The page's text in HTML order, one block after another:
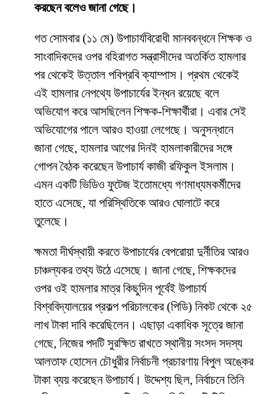
করছেন বলেও জানা গেছে।
​গত সোমবার (১১ মে) উপাচার্যবিরোধী মানববন্ধনে শিক্ষক ও
সাংবাদিকদের ওপর বহিরাগত সন্ত্রাসীদের অতর্কিত হামলার
পর থেকেই উত্তাল পবিপ্রবি ক্যাম্পাস। প্রথম থেকেই
এই হামলার নেপথ্যে উপাচার্যের ইন্ধন রয়েছে বলে
অভিযোগ করে আসছিলেন শিক্ষক-শিক্ষার্থীরা। এবার সেই
অভিযোগের পালে আরও হাওয়া লেগেছে। অনুসন্ধানে
জানা গেছে, হামলার আগের দিনই হামলাকারীদের সঙ্গে
গোপন বৈঠক করেছেন উপাচার্য কাজী রফিকুল ইসলাম।
এমন একটি ভিডিও ফুটেজ ইতোমধ্যে গণমাধ্যমকর্মীদের
হাতে এসেছে, যা পরিস্থিতিকে আরও ঘোলাটে করে
তুলেছে।
​ক্ষমতা দীর্ঘস্থায়ী করতে উপাচার্যের বেপরোয়া দুর্নীতির আরও
চাঞ্চল্যকর তথ্য উঠে এসেছে। জানা গেছে, শিক্ষকদের
ওপর ওই হামলার মাত্র কিছুদিন পূর্বেই উপাচার্য
বিশ্ববিদ্যালয়ের প্রকল্প পরিচালকের (পিডি) নিকট থেকে ২৫
লাখ টাকা দাবি করেছিলেন। এছাড়া একাধিক সূত্রে জানা
গেছে, নিজের পদটি সুরক্ষিত রাখতে স্থানীয় সংসদ সদস্য
আলতাফ হোসেন চৌধুরীর নির্বাচনী প্রচারণায় বিপুল অঙ্কের
টাকা ব্যয় করেছেন উপাচার্য। উদ্দেশ্য ছিল, নির্বাচনে তিনি